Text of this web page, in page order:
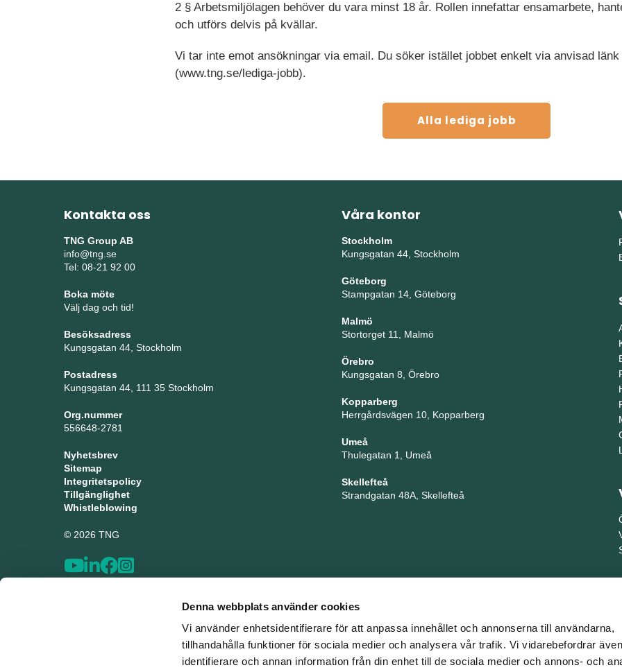
Denna webbplats använder cookies
Vi använder enhetsidentifierare för att anpassa innehållet och annonserna till användarna,
tillhandahålla funktioner för sociala medier och analysera vår trafik. Vi vidarebefordrar
identifierare och annan information från din enhet till de sociala medier och annons- och
2 § Arbetsmiljölagen behöver du vara minst 18 år. Rollen innefattar ensamarbete,
och utförs delvis på kvällar.
Vi tar inte emot ansökningar via email. Du söker istället jobbet enkelt via anvisad
(www.tng.se/lediga-jobb).
Alla lediga jobb
Kontakta oss
TNG Group AB
info@tng.se
Tel: 08-21 92 00
Boka möte
Välj dag och tid!
Besöksadress
Kungsgatan 44, Stockholm
Postadress
Kungsgatan 44, 111 35 Stockholm
Org.nummer
556648-2781
Nyhetsbrev
Sitemap
Integritetspolicy
Tillgänglighet
Whistleblowing
© 2026 TNG
Våra kontor
Stockholm
Kungsgatan 44, Stockholm
Göteborg
Stampgatan 14, Göteborg
Malmö
Stortorget 11, Malmö
Örebro
Kungsgatan 8, Örebro
Kopparberg
Herrgårdsvägen 10, Kopparberg
Umeå
Thulegatan 1, Umeå
Skellefteå
Strandgatan 48A, Skellefteå